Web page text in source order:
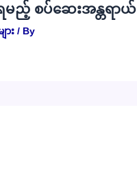
မည့် စပ်ဆေးအန္တရာယ်
း/ By